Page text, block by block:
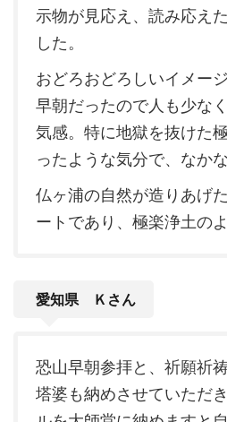
示物が見応え、読み応え
した。
おどろおどろしいイメー
早朝だったので人も少な
気感。特に地獄を抜けた
ったような気分で、なか
仏ヶ浦の自然が造りあげ
ートであり、極楽浄土の
愛知県 Ｋさん
恐山早朝参拝と、祈願祈
塔婆も納めさせていただ